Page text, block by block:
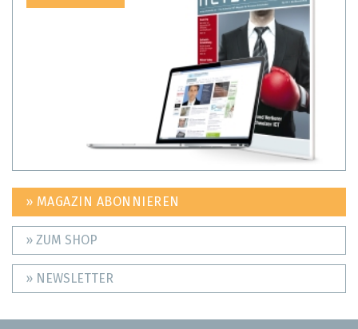
» MAGAZIN ABONNIEREN
» ZUM SHOP
» NEWSLETTER